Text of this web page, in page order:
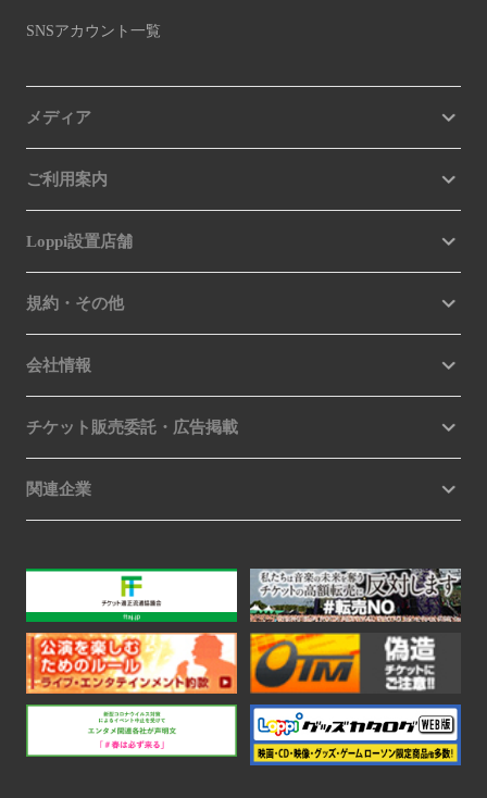
SNSアカウント一覧
メディア
ご利用案内
Loppi設置店舗
規約・その他
会社情報
チケット販売委託・広告掲載
関連企業